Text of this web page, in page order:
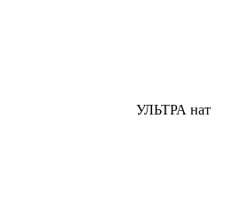
УЛЬТРА нат